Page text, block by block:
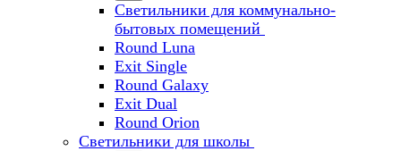
Светильники для коммунально-
бытовых помещений
Round Luna
Exit Single
Round Galaxy
Exit Dual
Round Orion
Светильники для школы